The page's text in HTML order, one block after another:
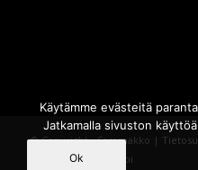
© Copyright - Sammakko |
Powered by
iQWebbi
Käytämme evästeitä
Jatkamalla sivuston
Ok